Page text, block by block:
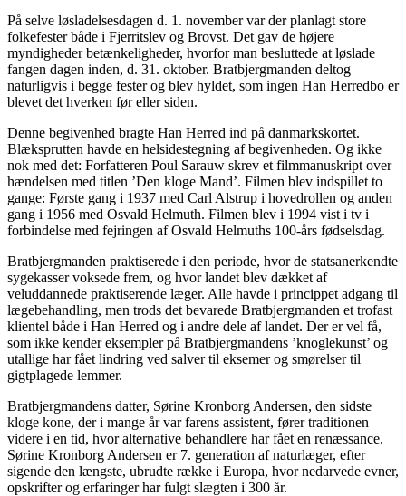
På selve løsladelsesdagen d. 1. november var der planlagt store
folkefester både i Fjerritslev og Brovst. Det gav de højere
myndigheder betænkeligheder, hvorfor man besluttede at løslade
fangen dagen inden, d. 31. oktober. Bratbjergmanden deltog
naturligvis i begge fester og blev hyldet, som ingen Han Herredbo er
blevet det hverken før eller siden.
Denne begivenhed bragte Han Herred ind på danmarkskortet.
Blæksprutten havde en helsidestegning af begivenheden. Og ikke
nok med det: Forfatteren Poul Sarauw skrev et filmmanuskript over
hændelsen med titlen ’Den kloge Mand’. Filmen blev indspillet to
gange: Første gang i 1937 med Carl Alstrup i hovedrollen og anden
gang i 1956 med Osvald Helmuth. Filmen blev i 1994 vist i tv i
forbindelse med fejringen af Osvald Helmuths 100-års fødselsdag.
Bratbjergmanden praktiserede i den periode, hvor de statsanerkendte
sygekasser voksede frem, og hvor landet blev dækket af
veluddannede praktiserende læger. Alle havde i princippet adgang til
lægebehandling, men trods det bevarede Bratbjergmanden et trofast
klientel både i Han Herred og i andre dele af landet. Der er vel få,
som ikke kender eksempler på Bratbjergmandens ’knoglekunst’ og
utallige har fået lindring ved salver til eksemer og smørelser til
gigtplagede lemmer.
Bratbjergmandens datter, Sørine Kronborg Andersen, den sidste
kloge kone, der i mange år var farens assistent, fører traditionen
videre i en tid, hvor alternative behandlere har fået en renæssance.
Sørine Kronborg Andersen er 7. generation af naturlæger, efter
sigende den længste, ubrudte række i Europa, hvor nedarvede evner,
opskrifter og erfaringer har fulgt slægten i 300 år.